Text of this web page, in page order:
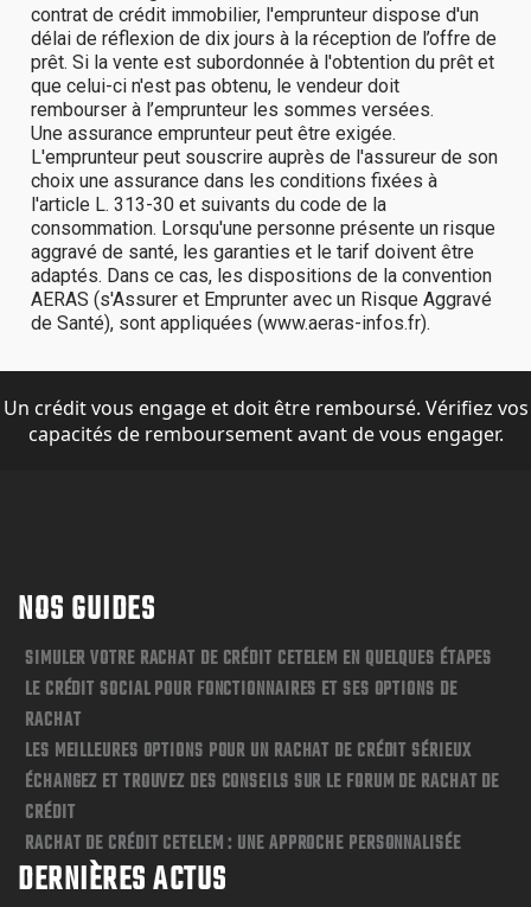
Un crédit vous engage et doit être remboursé. Vérifiez vos
capacités de remboursement avant de vous engager.
NOS GUIDES
SIMULER VOTRE RACHAT DE CRÉDIT CETELEM EN QUELQUES ÉTAPES
LE CRÉDIT SOCIAL POUR FONCTIONNAIRES ET SES OPTIONS DE
RACHAT
LES MEILLEURES OPTIONS POUR UN RACHAT DE CRÉDIT SÉRIEUX
ÉCHANGEZ ET TROUVEZ DES CONSEILS SUR LE FORUM DE RACHAT DE
CRÉDIT
RACHAT DE CRÉDIT CETELEM : UNE APPROCHE PERSONNALISÉE
DERNIÈRES ACTUS